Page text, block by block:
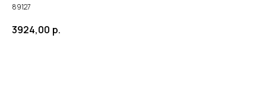
89127
3924,00 р.